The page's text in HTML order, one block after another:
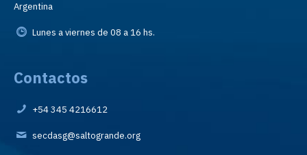
Argentina
Lunes a viernes de 08 a 16 hs.
Contactos
+54 345 4216612
secdasg@saltogrande.org